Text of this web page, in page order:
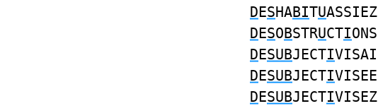
DESHABITUASSIEZ
DESOBSTRUCTIONS
DESUBJECTIVISAI
DESUBJECTIVISEE
DESUBJECTIVISEZ